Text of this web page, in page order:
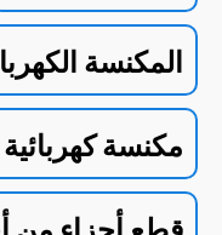
المكنسة
مكنسة